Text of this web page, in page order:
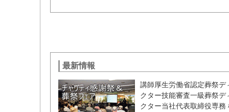
最新情報
講師厚生労働省認定葬祭デ
クター技能審査一級葬祭デ
クター当社代表取締役専務